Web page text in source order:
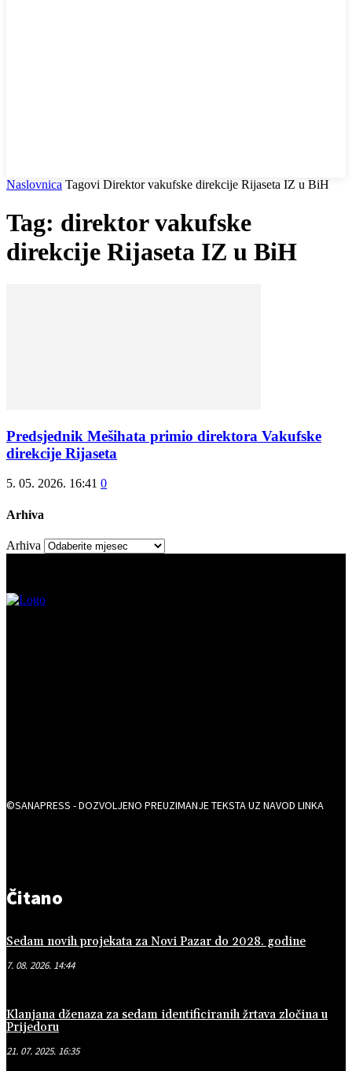
Naslovnica Tagovi Direktor vakufske direkcije Rijaseta IZ u BiH
Tag: direktor vakufske
direkcije Rijaseta IZ u BiH
Predsjednik Mešihata primio direktora Vakufske
direkcije Rijaseta
5. 05. 2026. 16:41 0
Arhiva
Arhiva
©SANAPRESS - DOZVOLJENO PREUZIMANJE TEKSTA UZ NAVOD LINKA
Čitano
Sedam novih projekata za Novi Pazar do 2028. godine
7. 08. 2026. 14:44
Klanjana dženaza za sedam identificiranih žrtava zločina u
Prijedoru
21. 07. 2025. 16:35